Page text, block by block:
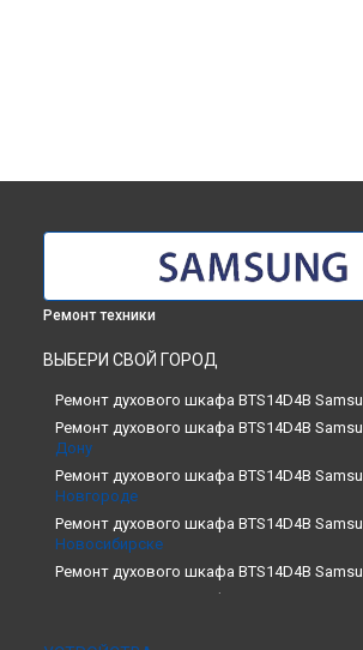
Ремонт техники
ВЫБЕРИ СВОЙ ГОРОД
Ремонт духового шкафа BTS14D4B
Ремонт духового шкафа BTS14D4B
Дону
Ремонт духового шкафа BTS14D4B
Новгороде
Ремонт духового шкафа BTS14D4B
Новосибирске
Ремонт духового шкафа BTS14D4B
Ремонт духового шкафа BTS14D4B